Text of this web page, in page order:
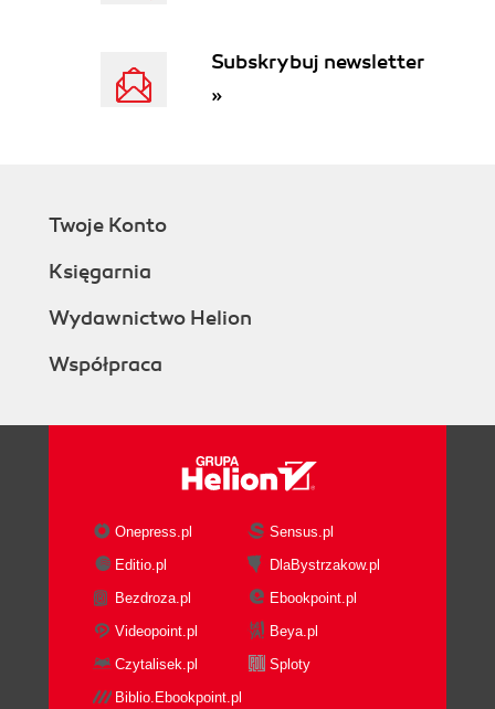
Subskrybuj newsletter
»
Twoje Konto
Księgarnia
Wydawnictwo Helion
Współpraca
Onepress.pl
Sensus.pl
Editio.pl
DlaBystrzakow.pl
Bezdroza.pl
Ebookpoint.pl
Videopoint.pl
Beya.pl
Czytalisek.pl
Sploty
Biblio.Ebookpoint.pl